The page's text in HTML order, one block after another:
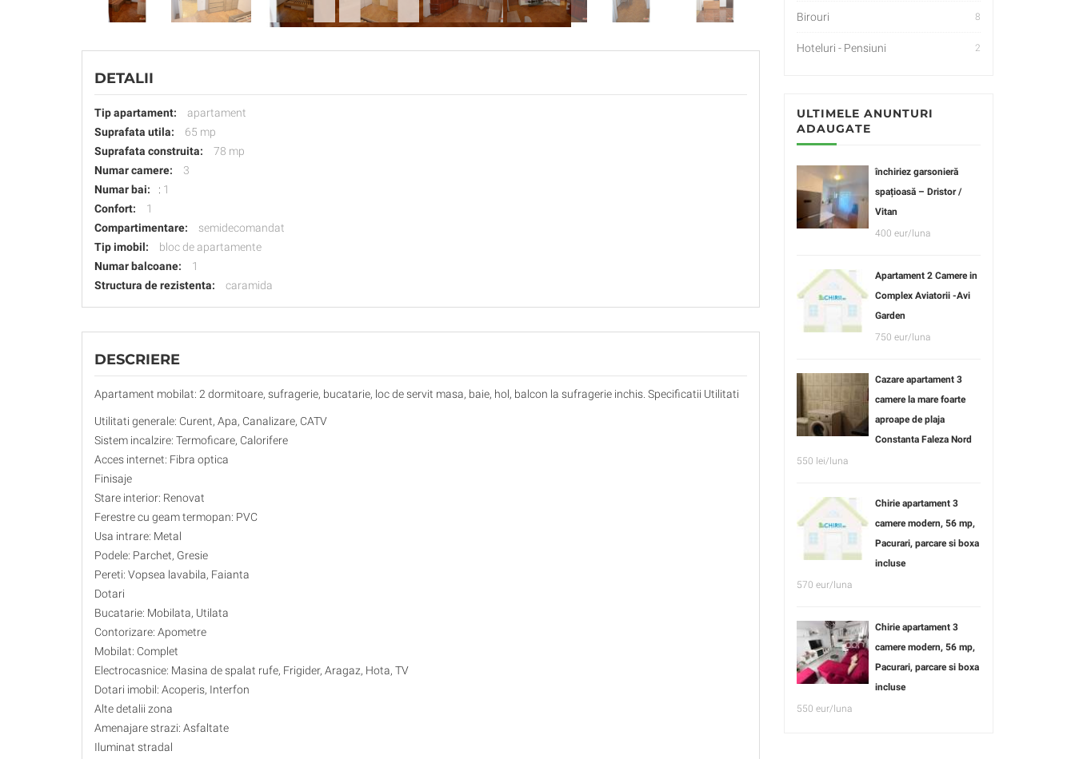
DETALII
Tip apartament:
apartament
Suprafata utila:
65 mp
Suprafata construita:
78 mp
Numar camere:
3
Numar bai:
: 1
Confort:
1
Compartimentare:
semidecomandat
Tip imobil:
bloc de apartamente
Numar balcoane:
1
Structura de rezistenta:
caramida
DESCRIERE
Apartament mobilat: 2 dormitoare, sufragerie, bucatarie, loc de servit masa, baie, hol, balcon la sufragerie inchis. Specificatii Utilitati
Utilitati generale: Curent, Apa, Canalizare, CATV
Sistem incalzire: Termoficare, Calorifere
Acces internet: Fibra optica
Finisaje
Stare interior: Renovat
Ferestre cu geam termopan: PVC
Usa intrare: Metal
Podele: Parchet, Gresie
Pereti: Vopsea lavabila, Faianta
Dotari
Bucatarie: Mobilata, Utilata
Contorizare: Apometre
Mobilat: Complet
Electrocasnice: Masina de spalat rufe, Frigider, Aragaz, Hota, TV
Dotari imobil: Acoperis, Interfon
Alte detalii zona
Amenajare strazi: Asfaltate
Iluminat stradal
Birouri 8
Hoteluri - Pensiuni 2
ULTIMELE ANUNTURI
ADAUGATE
închiriez garsonieră
spațioasă – Dristor /
Vitan
400 eur/luna
Apartament 2 Camere in
Complex Aviatorii -Avi
Garden
750 eur/luna
Cazare apartament 3
camere la mare foarte
aproape de plaja
Constanta Faleza Nord
550 lei/luna
Chirie apartament 3
camere modern, 56 mp,
Pacurari, parcare si boxa
incluse
570 eur/luna
Chirie apartament 3
camere modern, 56 mp,
Pacurari, parcare si boxa
incluse
550 eur/luna